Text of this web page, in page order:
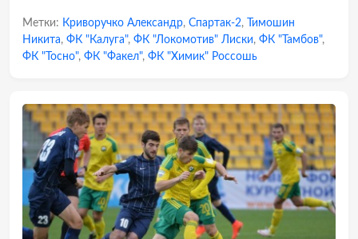
Метки: Криворучко Александр, Спартак-2,
Тимошин
Никита, ФК "Калуга", ФК "Локомотив" Лиски, ФК "Тамбов",
ФК "Тосно", ФК "Факел", ФК "Химик" Россошь